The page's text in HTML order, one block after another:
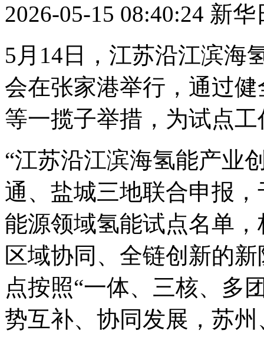
2026-05-15 08:40:24 新
5月14日，江苏沿江滨海
会在张家港举行，通过
等一揽子举措，为试点
“江苏沿江滨海氢能产业
通、盐城三地联合申报
能源领域氢能试点名单
区域协同、全链创新的
点按照“一体、三核、多
势互补、协同发展，苏